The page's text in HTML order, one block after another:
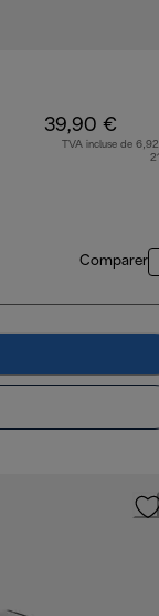
39,90 €
TVA incluse de
Comparer